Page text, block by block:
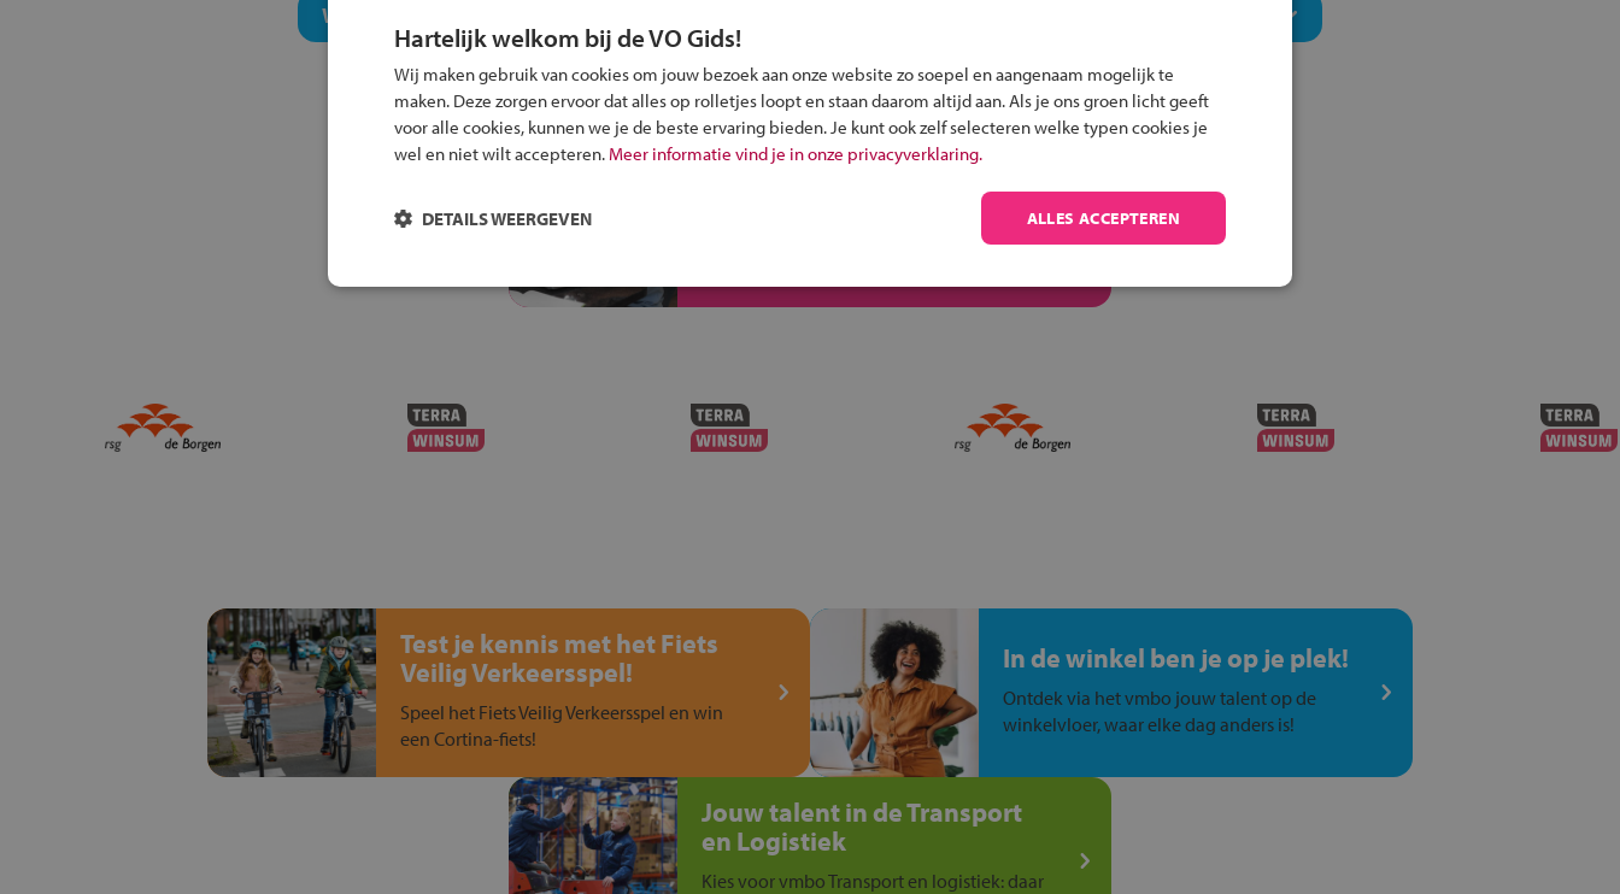
Welk onderwijsconcept past bij jou?
Alle informatie om je kind aan te melden bij
Test je kennis met het Fiets
Veilig Verkeersspel!
Speel het Fiets Veilig Verkeersspel en win
een Cortina-fiets!
In de winkel ben je op je plek!
Ontdek via het vmbo jouw talent op de
winkelvloer, waar elke dag anders is!
Jouw talent in de Transport
en Logistiek
Kies voor vmbo Transport en logistiek: daar
Hartelijk welkom bij de VO Gids!
Wij maken gebruik van cookies om jouw bezoek aan onze website zo soepel en aangenaam mogelijk te
maken. Deze zorgen ervoor dat alles op rolletjes loopt en staan daarom altijd aan. Als je ons groen licht geeft
voor alle cookies, kunnen we je de beste ervaring bieden. Je kunt ook zelf selecteren welke typen cookies je
wel en niet wilt accepteren. Meer informatie vind je in onze privacyverklaring.
ALLES ACCEPTEREN
DETAILS WEERGEVEN